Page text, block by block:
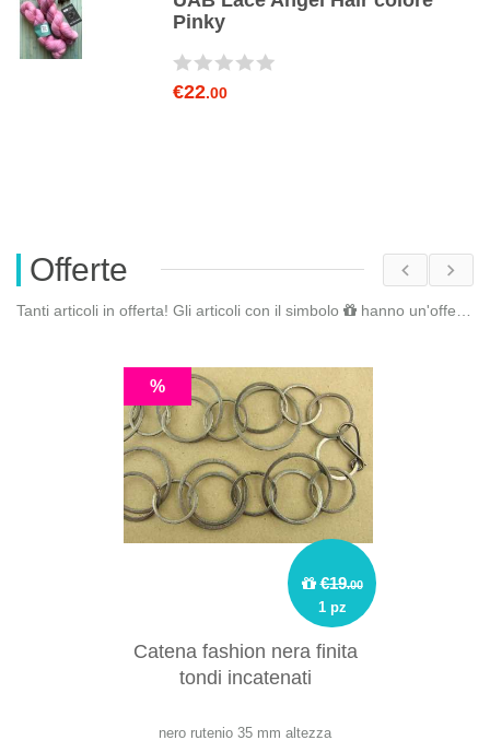
.00
Offerte
Tanti articoli in offerta! Gli articoli con il simbolo hanno un'offerta riservata. Fai il
€19.00
1 pz
%
Catena fashion nera finita
tondi incatenati
nero rutenio 35 mm altezza